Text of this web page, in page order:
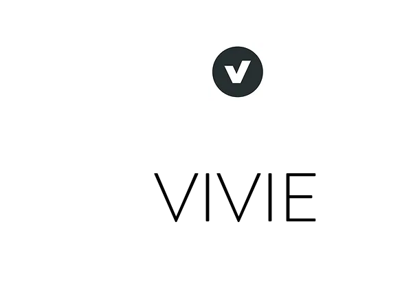
VIVIE